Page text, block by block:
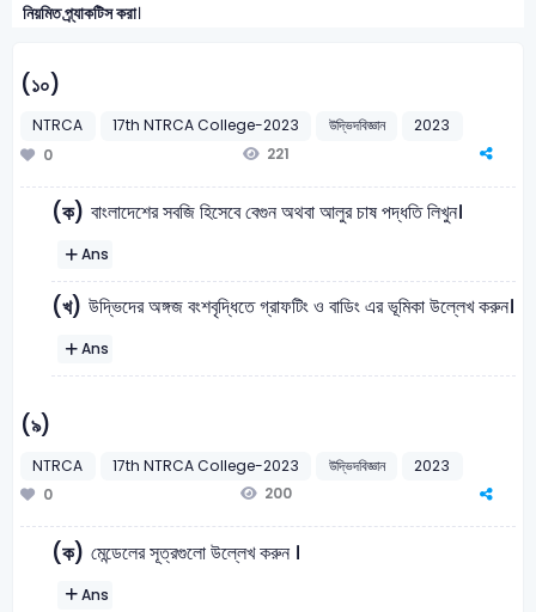
নিয়মিত প্র্যাকটিস করা।
(১০)
NTRCA 17th NTRCA College-2023 উদ্ভিদবিজ্ঞান
2023
0
221
(ক) বাংলাদেশের সবজি হিসেবে বেগুন অথবা আলুর চাষ পদ্ধতি লিখুন।
Ans
(খ) উদ্ভিদের অঙ্গজ বংশবৃদ্ধিতে গ্রাফটিং ও বাডিং এর ভূমিকা উল্লেখ করুন।
Ans
(৯)
NTRCA 17th NTRCA College-2023 উদ্ভিদবিজ্ঞান
2023
0
200
(ক) মেন্ডেলের সূত্রগুলো উল্লেখ করুন ।
Ans